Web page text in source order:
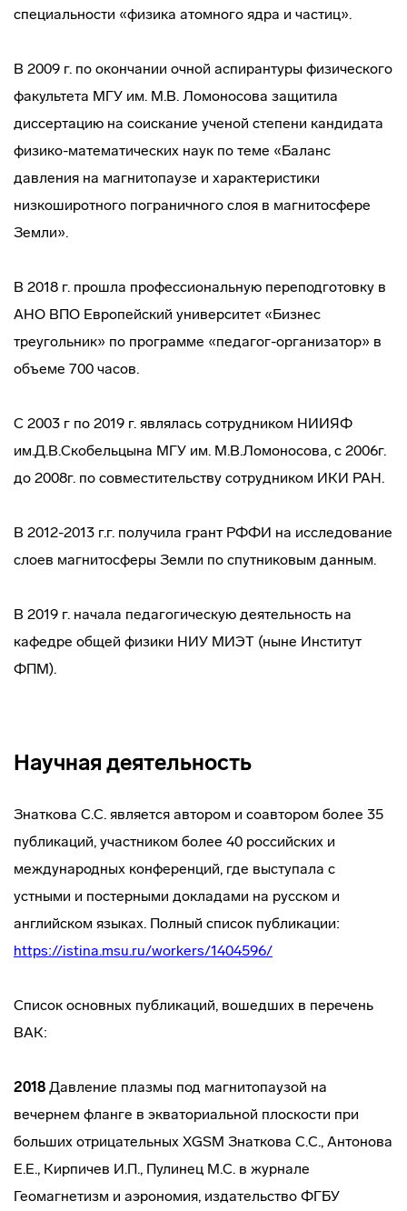
специальности «физика атомного ядра и частиц».
В 2009 г. по окончании очной аспирантуры физического
факультета МГУ им. М.В. Ломоносова защитила
диссертацию на соискание ученой степени кандидата
физико-математических наук по теме «Баланс
давления на магнитопаузе и характеристики
низкоширотного пограничного слоя в магнитосфере
Земли».
В 2018 г. прошла профессиональную переподготовку в
АНО ВПО Европейский университет «Бизнес
треугольник» по программе «педагог-организатор» в
объеме 700 часов.
С 2003 г по 2019 г. являлась сотрудником НИИЯФ
им.Д.В.Скобельцына МГУ им. М.В.Ломоносова, с 2006г.
до 2008г. по совместительству сотрудником ИКИ РАН.
В 2012-2013 г.г. получила грант РФФИ на исследование
слоев магнитосферы Земли по спутниковым данным.
В 2019 г. начала педагогическую деятельность на
кафедре общей физики НИУ МИЭТ (ныне Институт
ФПМ).
Научная деятельность
Знаткова С.С. является автором и соавтором более 35
публикаций, участником более 40 российских и
международных конференций, где выступала с
устными и постерными докладами на русском и
английском языках. Полный список публикации:
https://istina.msu.ru/workers/1404596/
Список основных публикаций, вошедших в перечень
ВАК:
2018 Давление плазмы под магнитопаузой на
вечернем фланге в экваториальной плоскости при
больших отрицательных ХGSM Знаткова С.С., Антонова
Е.Е., Кирпичев И.П., Пулинец М.С. в журнале
Геомагнетизм и аэрономия, издательство ФГБУ